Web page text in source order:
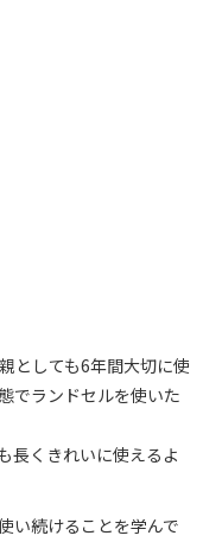
としても6年間大切に使
でランドセルを使いた
長くきれいに使えるよ
い続けることを学んで